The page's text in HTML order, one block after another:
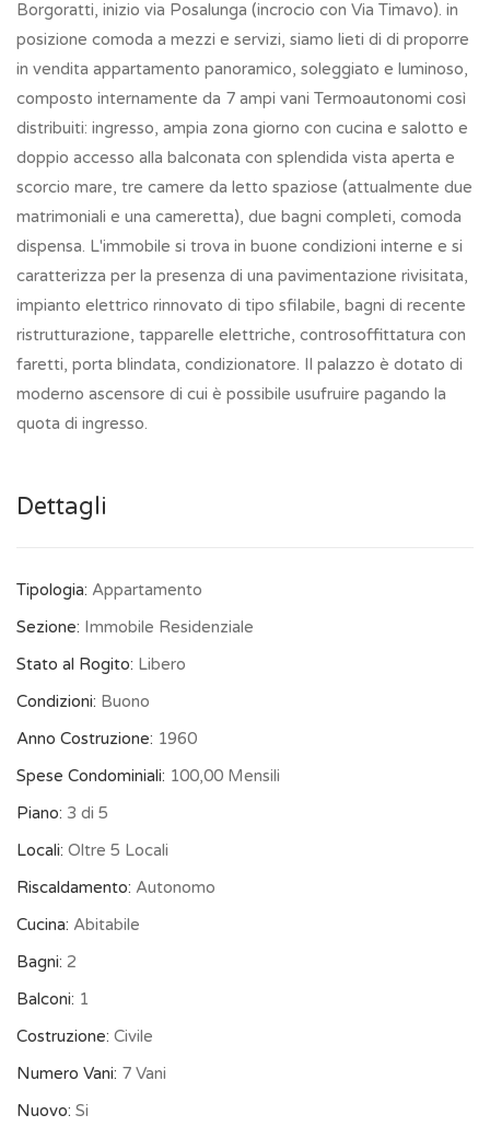
Borgoratti, inizio via Posalunga (incrocio con Via Timavo). in
posizione comoda a mezzi e servizi, siamo lieti di di proporre
in vendita appartamento panoramico, soleggiato e luminoso,
composto internamente da 7 ampi vani Termoautonomi così
distribuiti: ingresso, ampia zona giorno con cucina e salotto e
doppio accesso alla balconata con splendida vista aperta e
scorcio mare, tre camere da letto spaziose (attualmente due
matrimoniali e una cameretta), due bagni completi, comoda
dispensa. L'immobile si trova in buone condizioni interne e si
caratterizza per la presenza di una pavimentazione rivisitata,
impianto elettrico rinnovato di tipo sfilabile, bagni di recente
ristrutturazione, tapparelle elettriche, controsoffittatura con
faretti, porta blindata, condizionatore. Il palazzo è dotato di
moderno ascensore di cui è possibile usufruire pagando la
quota di ingresso.
Dettagli
Tipologia: Appartamento
Sezione: Immobile Residenziale
Stato al Rogito: Libero
Condizioni: Buono
Anno Costruzione: 1960
Spese Condominiali: 100,00 Mensili
Piano: 3 di 5
Locali: Oltre 5 Locali
Riscaldamento: Autonomo
Cucina: Abitabile
Bagni: 2
Balconi: 1
Costruzione: Civile
Numero Vani: 7 Vani
Nuovo: Si